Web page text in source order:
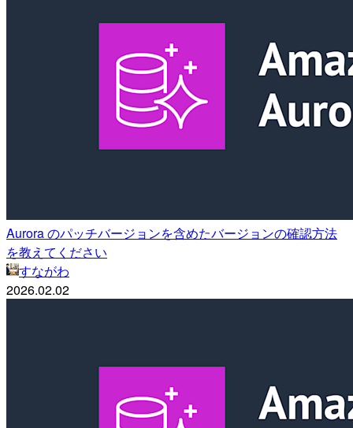
Aurora のパッチバージョンを含めたバージョンの確認方法
を教えてください
すながわ
2026.02.02